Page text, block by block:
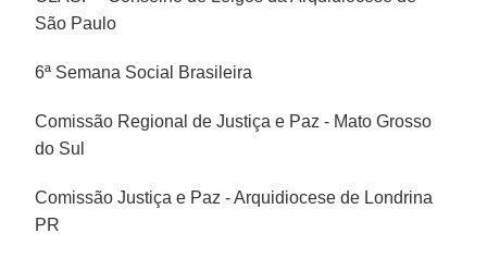
São Paulo
6ª Semana Social Brasileira
Comissão Regional de Justiça e Paz - Mato Grosso
do Sul
Comissão Justiça e Paz - Arquidiocese de Londrina
PR